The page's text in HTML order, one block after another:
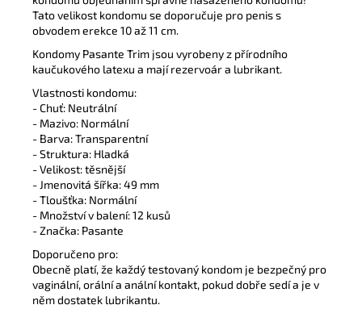
Tato velikost kondomu se doporučuje pro penis s
obvodem erekce 10 až 11 cm.
Kondomy Pasante Trim jsou vyrobeny z přírodního
kaučukového latexu a mají rezervoár a lubrikant.
Vlastnosti kondomu:
- Chuť: Neutrální
- Mazivo: Normální
- Barva: Transparentní
- Struktura: Hladká
- Velikost: těsnější
- Jmenovitá šířka: 49 mm
- Tloušťka: Normální
- Množství v balení: 12 kusů
- Značka: Pasante
Doporučeno pro:
Obecně platí, že každý testovaný kondom je bezpečný pro
vaginální, orální a anální kontakt, pokud dobře sedí a je v
něm dostatek lubrikantu.